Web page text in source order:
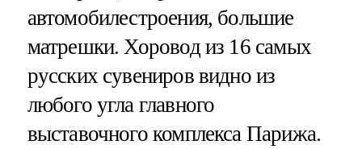
автомобилестроения, большие
матрешки. Хоровод из 16 самых
русских сувениров видно из
любого угла главного
выставочного комплекса Парижа.